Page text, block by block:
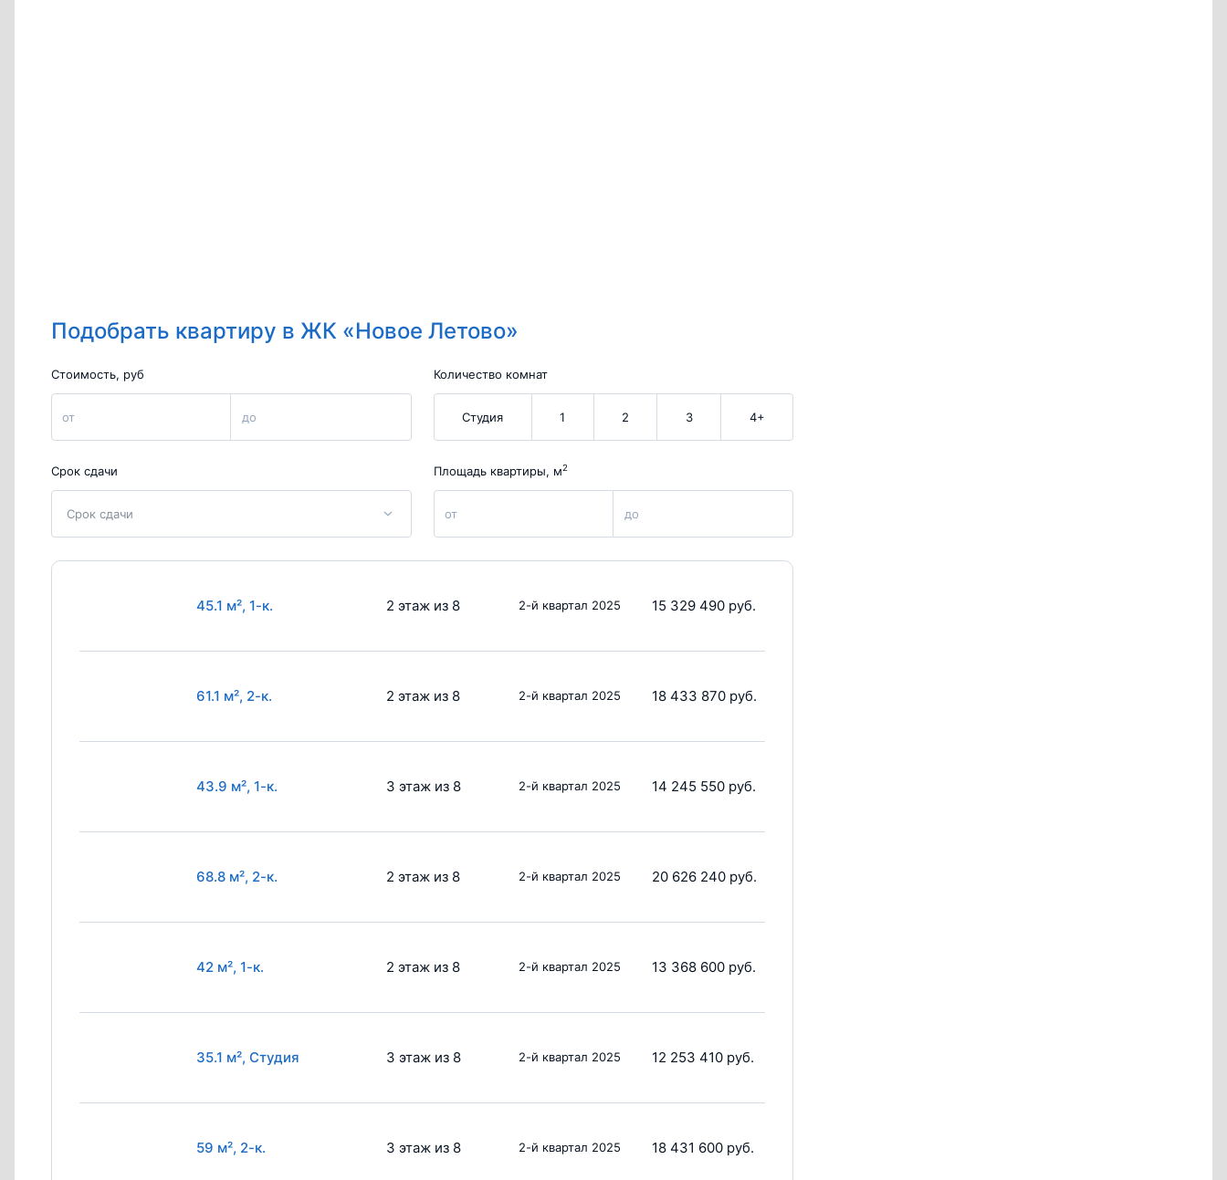
Подобрать квартиру в ЖК «Новое Летово»
Стоимость, руб
от до
Количество комнат
Студия 1 2 3 4+
Срок сдачи
Срок сдачи
Площадь квартиры, м2
от до
45.1 м², 1-к. 2 этаж из 8 2-й квартал 2025 15 329 490 руб.
61.1 м², 2-к. 2 этаж из 8 2-й квартал 2025 18 433 870 руб.
43.9 м², 1-к. 3 этаж из 8 2-й квартал 2025 14 245 550 руб.
68.8 м², 2-к. 2 этаж из 8 2-й квартал 2025 20 626 240 руб.
42 м², 1-к. 2 этаж из 8 2-й квартал 2025 13 368 600 руб.
35.1 м², Студия 3 этаж из 8 2-й квартал 2025 12 253 410 руб.
59 м², 2-к. 3 этаж из 8 2-й квартал 2025 18 431 600 руб.